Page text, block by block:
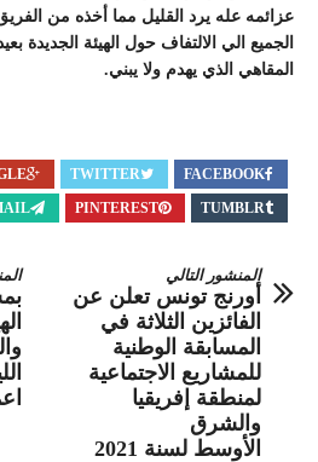
عزائمه عله يرد القليل مما أخذه من
الجميع الي الالتفاف حول الهيئة الجديدة
المقاهي الذي يهدم ولا يبني.
FACEBOOK
TWITTER
TUMBLR
PINTEREST
المنشور التالي
أورنج تونس تعلن عن
الفائزين الثلاثة في
المسابقة الوطنية
للمشاريع الاجتماعية
لمنطقة إفريقيا
والشرق
الأوسط لسنة 2021